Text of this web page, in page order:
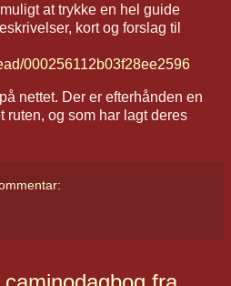
at trykke en hel guide
kort og forslag til
000256112b03f28ee2596
nettet. Der er efterhånden en
ruten, og som har lagt deres